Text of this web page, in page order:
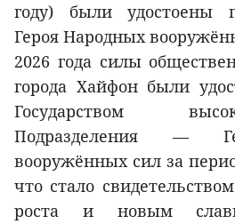
году) были удостоены
Героя Народных
2026 года силы
города Хайфон были
Государством
Подразделения —
вооружённых сил за
что стало
роста и новым